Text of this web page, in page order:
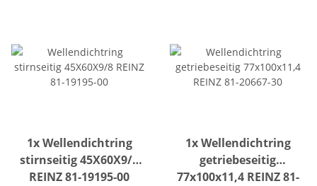
1xWellendichtring
stirnseitig 45X60X9/8
REINZ 81-19195-00
1xWellendichtring
getriebeseitig
77x100x11,4 REINZ 81-